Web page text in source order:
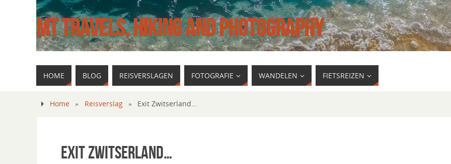
MT TRAVELS, HIKING AND PHOTOGRAPHY
HOME BLOG REISVERSLAGEN FOTOGRAFIE WANDELEN FIETSREIZEN
Home » Reisverslag » Exit Zwitserland…
Exit Zwitserland…